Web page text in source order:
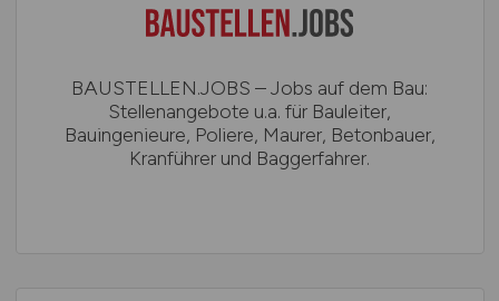
BAUSTELLEN.JOBS – Jobs auf dem Bau:
Stellenangebote u.a. für Bauleiter,
Bauingenieure, Poliere, Maurer, Betonbauer,
Kranführer und Baggerfahrer.